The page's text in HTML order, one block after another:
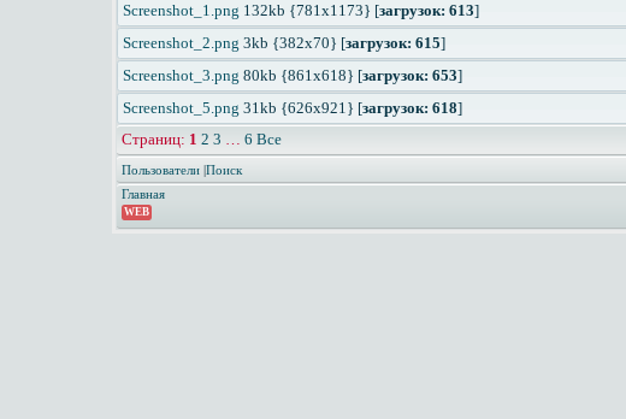
Screenshot_1.png 132kb {781x1173} [загрузок: 613]
Screenshot_2.png 3kb {382x70} [загрузок: 615]
Screenshot_3.png 80kb {861x618} [загрузок: 653]
Screenshot_5.png 31kb {626x921} [загрузок: 618]
Страниц: 1 2 3 … 6 Все
Пользователи |Поиск
Главная
WEB